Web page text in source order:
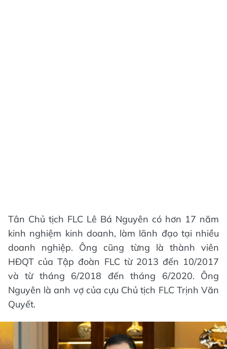
Tân Chủ tịch FLC Lê Bá Nguyên có hơn 17 năm
kinh nghiệm kinh doanh, làm lãnh đạo tại nhiều
doanh nghiệp. Ông cũng từng là thành viên
HĐQT của Tập đoàn FLC từ 2013 đến 10/2017
và từ tháng 6/2018 đến tháng 6/2020. Ông
Nguyên là anh vợ của cựu Chủ tịch FLC Trịnh Văn
Quyết.